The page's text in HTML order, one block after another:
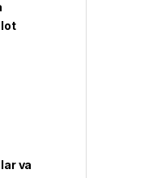
va